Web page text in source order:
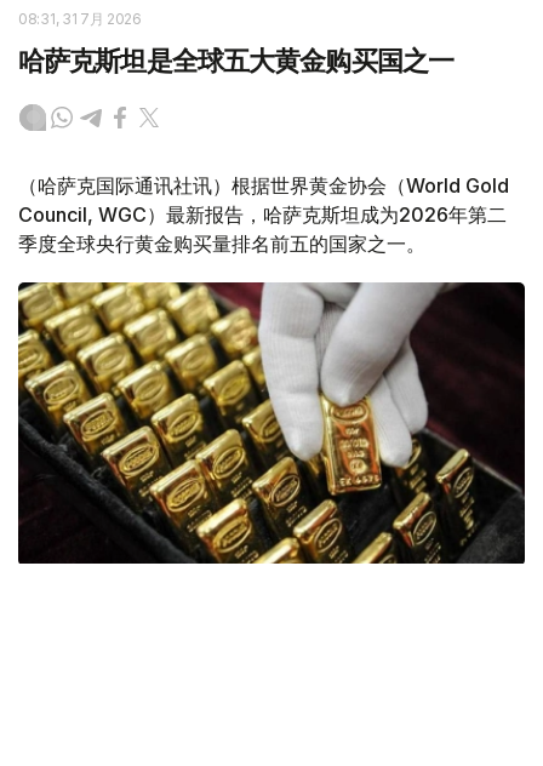
08:31, 31 7月 2026
哈萨克斯坦是全球五大黄金购买国之一
（哈萨克国际通讯社讯）根据世界黄金协会（World Gold
Council, WGC）最新报告，哈萨克斯坦成为2026年第二
季度全球央行黄金购买量排名前五的国家之一。